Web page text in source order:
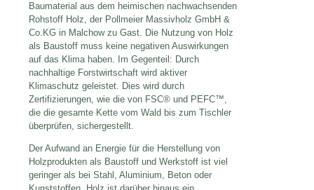
Baumaterial aus dem heimischen nachwachsenden
Rohstoff Holz, der Pollmeier Massivholz GmbH &
Co.KG in Malchow zu Gast. Die Nutzung von Holz
als Baustoff muss keine negativen Auswirkungen
auf das Klima haben. Im Gegenteil: Durch
nachhaltige Forstwirtschaft wird aktiver
Klimaschutz geleistet. Dies wird durch
Zertifizierungen, wie die von FSC® und PEFC™,
die die gesamte Kette vom Wald bis zum Tischler
überprüfen, sichergestellt.
Der Aufwand an Energie für die Herstellung von
Holzprodukten als Baustoff und Werkstoff ist viel
geringer als bei Stahl, Aluminium, Beton oder